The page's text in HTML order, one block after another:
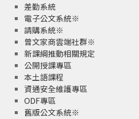
差勤系統
電子公文系統※
請購系統※
曾文家商雲端社群※
新課綱推動相關規定
公開授課專區
本土語課程
資通安全維護專區
ODF專區
舊版公文系統※